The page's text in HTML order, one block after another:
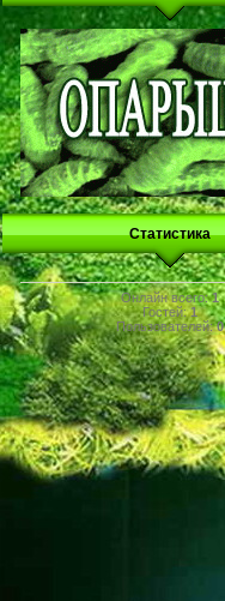
Статистика
Онлайн всего:1
Гостей:1
Пользователей:0